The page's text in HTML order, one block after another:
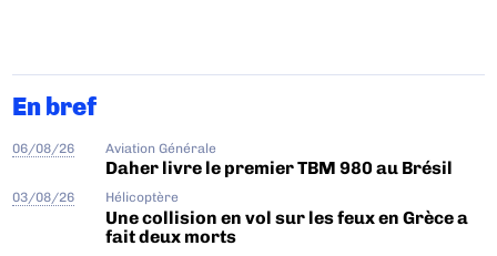
En bref
06/08/26 Aviation Générale
Daher livre le premier TBM 980 au Brésil
03/08/26 Hélicoptère
Une collision en vol sur les feux en Grèce a
fait deux morts